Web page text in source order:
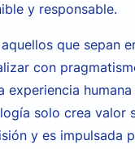
y responsable.
que sepan
con
experiencia
solo crea valor
y es impulsada